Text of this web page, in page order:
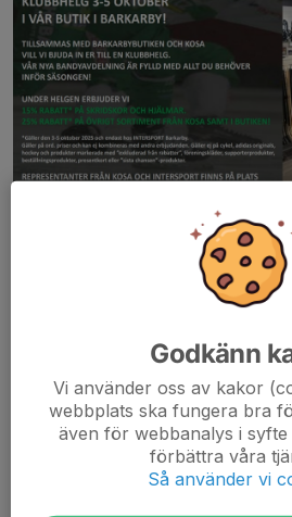
Försäsong 25/26
Nu har vi börjat få istider för
Gubbängen 16/8 kl 9:20-10:40. Passen
Tiderna varierar något mellan
kallelserna som kommer skickas ut
Godkänn
Vi använder oss av kakor
webbplats ska fungera bra
även för webbanalys i
förbättra våra
Så använder vi